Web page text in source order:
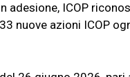
adesione, ICOP
nuove azioni ICOP